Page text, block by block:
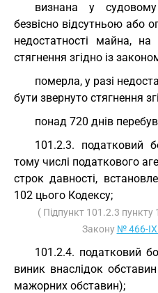
визнана у
безвісно відсутньою або
недостатності майна,
стягнення згідно із
померла, у разі
бути звернуто стягнення
понад 720 днів
101.2.3. податковий
тому числі податкового
строк давності,
102 цього Кодексу;
( Підпункт 101.2.3 пункту
Закону № 466-IX
101.2.4. податковий
виник внаслідок
мажорних обставин);